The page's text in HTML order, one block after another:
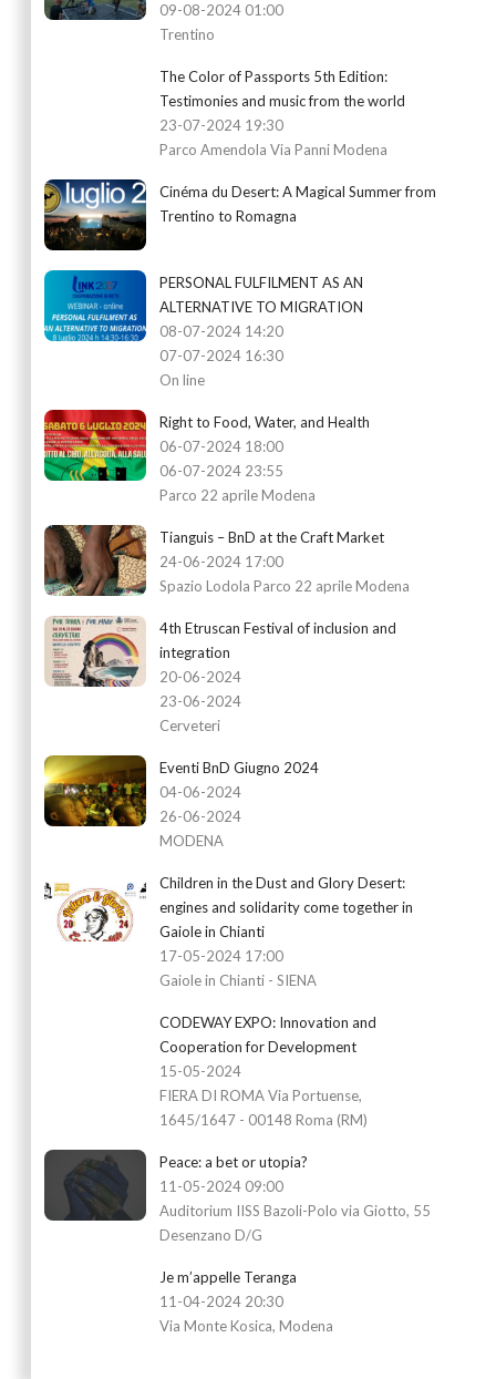
09-08-2024 01:00
Trentino
The Color of Passports 5th Edition:
Testimonies and music from the world
23-07-2024 19:30
Parco Amendola Via Panni Modena
Cinéma du Desert: A Magical Summer from
Trentino to Romagna
PERSONAL FULFILMENT AS AN
ALTERNATIVE TO MIGRATION
08-07-2024 14:20
07-07-2024 16:30
On line
Right to Food, Water, and Health
06-07-2024 18:00
06-07-2024 23:55
Parco 22 aprile Modena
Tianguis – BnD at the Craft Market
24-06-2024 17:00
Spazio Lodola Parco 22 aprile Modena
4th Etruscan Festival of inclusion and
integration
20-06-2024
23-06-2024
Cerveteri
Eventi BnD Giugno 2024
04-06-2024
26-06-2024
MODENA
Children in the Dust and Glory Desert:
engines and solidarity come together in
Gaiole in Chianti
17-05-2024 17:00
Gaiole in Chianti - SIENA
CODEWAY EXPO: Innovation and
Cooperation for Development
15-05-2024
FIERA DI ROMA Via Portuense,
1645/1647 - 00148 Roma (RM)
Peace: a bet or utopia?
11-05-2024 09:00
Auditorium IISS Bazoli-Polo via Giotto, 55
Desenzano D/G
Je m’appelle Teranga
11-04-2024 20:30
Via Monte Kosica, Modena